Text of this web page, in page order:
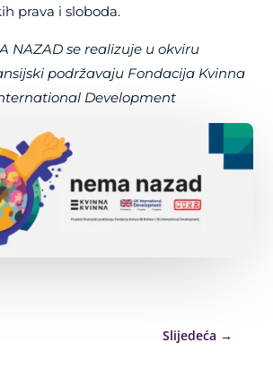
prava i sloboda.
NAZAD se realizuje u okviru
podržavaju Fondacija Kvinna
Development
Slijedeća →